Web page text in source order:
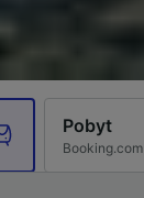
Pobyt
Booking.com